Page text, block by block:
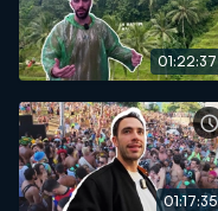
01:22:37
01:17:35